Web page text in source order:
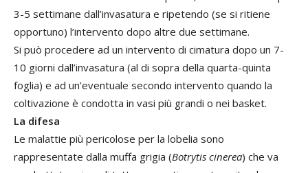
3-5 settimane dall’invasatura e ripetendo (se si ritiene
opportuno) l’intervento dopo altre due settimane.
Si può procedere ad un intervento di cimatura dopo un 7-
10 giorni dall’invasatura (al di sopra della quarta-quinta
foglia) e ad un’eventuale secondo intervento quando la
coltivazione è condotta in vasi più grandi o nei basket.
La difesa
Le malattie più pericolose per la lobelia sono
rappresentate dalla muffa grigia (Botrytis cinerea) che va